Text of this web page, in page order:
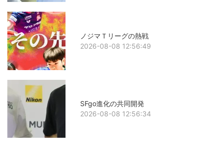
ノジマＴリーグの熱戦
2026-08-08 12:56:49
SFgo進化の共同開発
2026-08-08 12:56:34